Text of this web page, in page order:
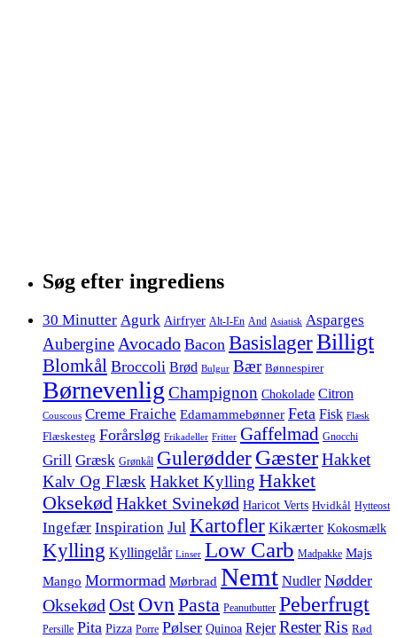
Søg efter ingrediens
30 Minutter Agurk Airfryer Alt-I-En And Asiatisk Asparges
Aubergine Avocado Bacon BasislagerBilligt
Blomkål Broccoli Brød Bulgur Bær Bønnespirer
Børnevenlig Champignon Chokolade Citron
Couscous Creme Fraiche Edamammebønner Feta Fisk Flæsk
Flæskesteg Forårsløg Frikadeller Fritter Gaffelmad Gnocchi
Grill Græsk Grønkål GulerødderGæsterHakket
Kalv Og Flæsk Hakket Kylling Hakket
OksekødHakket Svinekød Haricot Verts Hvidkål Hytteost
Ingefær Inspiration Jul Kartofler Kikærter Kokosmælk
Kylling Kyllingelår Linser Low Carb Madpakke Majs
Mango Mormormad Mørbrad Nemt Nudler Nødder
Oksekød Ost Ovn Pasta Peanutbutter Peberfrugt
Persille Pita Pizza Porre Pølser Quinoa Rejer ResterRis Rød